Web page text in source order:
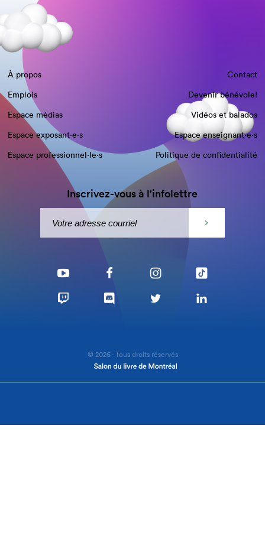
À propos
Contact
Emplois
Devenir bénévole!
Espace médias
Vidéos et balados
Espace exposant·e⋅s
Espace enseignant·e⋅s
Espace professionnel·le⋅s
Politique de confidentialité
Inscrivez-vous à l'infolettre
© 2026 - Tous droits réservés